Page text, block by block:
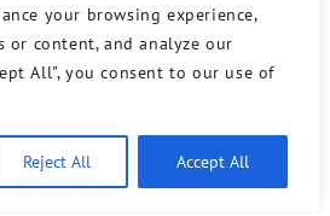
your browsing experience,
or content, and analyze our
All", you consent to our use of
Reject All Accept All